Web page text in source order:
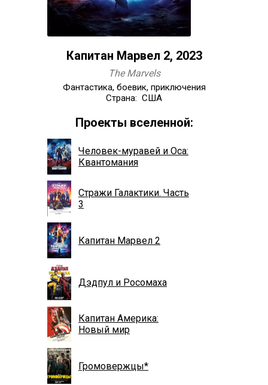
Капитан Марвел 2, 2023
The Marvels
Фантастика, боевик, приключения
Страна: США
Проекты вселенной:
Человек-муравей и Оса:
Квантомания
Стражи Галактики. Часть
3
Капитан Марвел 2
Дэдпул и Росомаха
Капитан Америка:
Новый мир
Громовержцы*